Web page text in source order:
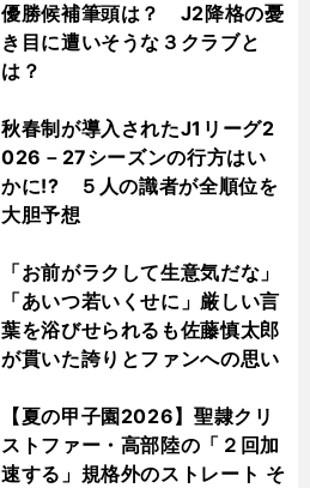
優勝候補筆頭は？ J2降格の憂
き目に遭いそうな３クラブと
は？
秋春制が導入されたJ1リーグ2
026－27シーズンの行方はい
かに!? ５人の識者が全順位を
大胆予想
「お前がラクして生意気だな」
「あいつ若いくせに」厳しい言
葉を浴びせられるも佐藤慎太郎
が貫いた誇りとファンへの思い
【夏の甲子園2026】聖隷クリ
ストファー・高部陸の「２回加
速する」規格外のストレート そ